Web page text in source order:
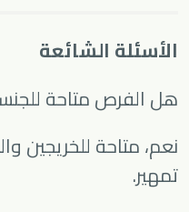
الأسئلة الشائعة
هل الفرص متاحة
نعم، متاحة للخريجين
تمهير.